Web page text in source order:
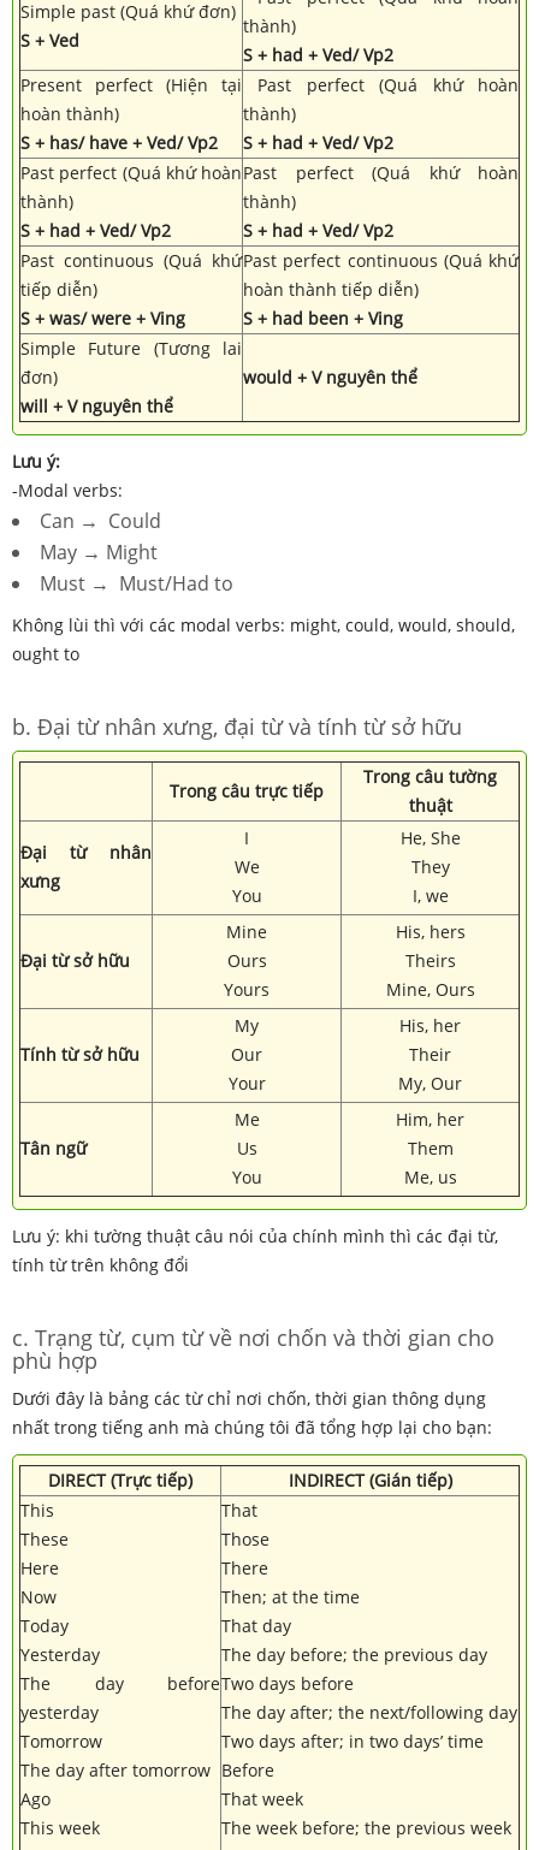
Simple past (Quá khứ đơn)
S + Ved
thành)
S + had + Ved/ Vp2
Present perfect (Hiện tại
hoàn thành)
S + has/ have + Ved/ Vp2
Past perfect (Quá khứ hoàn
thành)
S + had + Ved/ Vp2
Past perfect (Quá khứ hoàn
thành)
S + had + Ved/ Vp2
Past perfect (Quá khứ hoàn
thành)
S + had + Ved/ Vp2
Past continuous (Quá khứ
tiếp diễn)
S + was/ were + Ving
Past perfect continuous (Quá khứ
hoàn thành tiếp diễn)
S + had been + Ving
Simple Future (Tương lai
đơn)
will + V nguyên thể
would + V nguyên thể
Lưu ý:
-Modal verbs:
Can → Could
May → Might
Must → Must/Had to
Không lùi thì với các modal verbs: might, could, would, should,
ought to
b. Đại từ nhân xưng, đại từ và tính từ sở hữu
Trong câu trực tiếp
Trong câu tường
thuật
Đại từ nhân
xưng
I
We
You
He, She
They
I, we
Đại từ sở hữu
Mine
Ours
Yours
His, hers
Theirs
Mine, Ours
Tính từ sở hữu
My
Our
Your
His, her
Their
My, Our
Tân ngữ
Me
Us
You
Him, her
Them
Me, us
Lưu ý: khi tường thuật câu nói của chính mình thì các đại từ,
tính từ trên không đổi
c. Trạng từ, cụm từ về nơi chốn và thời gian cho
phù hợp
Dưới đây là bảng các từ chỉ nơi chốn, thời gian thông dụng
nhất trong tiếng anh mà chúng tôi đã tổng hợp lại cho bạn:
DIRECT (Trực tiếp)
INDIRECT (Gián tiếp)
This
These
Here
Now
Today
Yesterday
The day before
yesterday
Tomorrow
The day after tomorrow
Ago
This week
That
Those
There
Then; at the time
That day
The day before; the previous day
Two days before
The day after; the next/following day
Two days after; in two days’ time
Before
That week
The week before; the previous week